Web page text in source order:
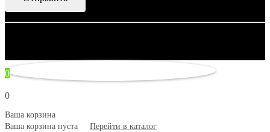
0
0
Ваша корзина
Ваша корзина пуста
Перейти в каталог